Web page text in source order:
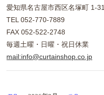
愛知県名古屋市西区名塚町 1-31
TEL 052-770-7889
FAX 052-522-2748
毎週土曜・日曜・祝日休業
mail:info@curtainshop.co.jp